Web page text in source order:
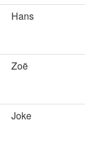
Hans
Zoë
Joke